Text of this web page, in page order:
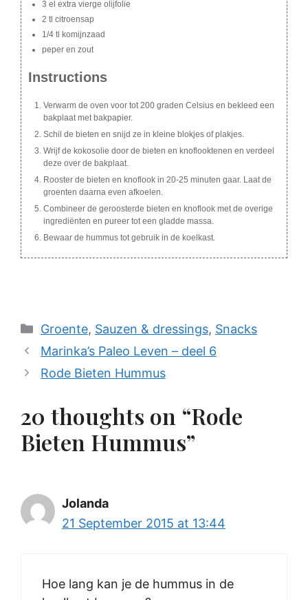
3 el extra vierge olijfolie
2 tl citroensap
1/4 tl komijnzaad
peper en zout
Instructions
Verwarm de oven voor tot 200 graden Celsius en bekleed een
bakplaat met bakpapier.
Schil de bieten en snijd ze in kleine blokjes of plakjes.
Wrijf de kokosolie door de bieten en knoflooktenen en verdeel
deze over de bakplaat.
Rooster de bieten en knoflook in 20-25 minuten gaar. Laat de
groenten daarna even afkoelen.
Combineer de geroosterde bieten en knoflook met de overige
ingrediënten en pureer tot een gladde massa.
Bewaar de hummus tot gebruik in de koelkast.
Categories
Groente, Sauzen & dressings, Snacks
Marinka’s Paleo Leven – deel 6
Rode Bieten Hummus
20 thoughts on “Rode
Bieten Hummus”
Jolanda
21 September 2015 at 13:44
Hoe lang kan je de hummus in de